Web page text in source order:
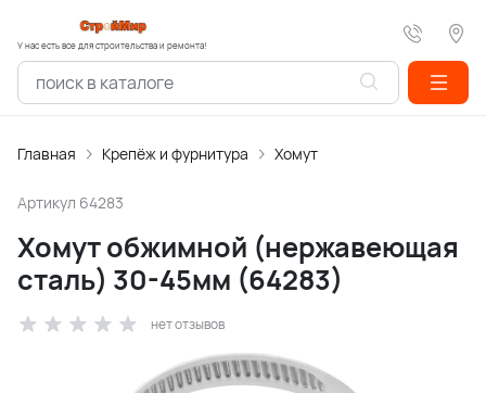
У нас есть все для строительства и ремонта!
Главная Крепёж и фурнитура Хомут
Артикул 64283
Хомут обжимной (нержавеющая
сталь) 30-45мм (64283)
нет отзывов